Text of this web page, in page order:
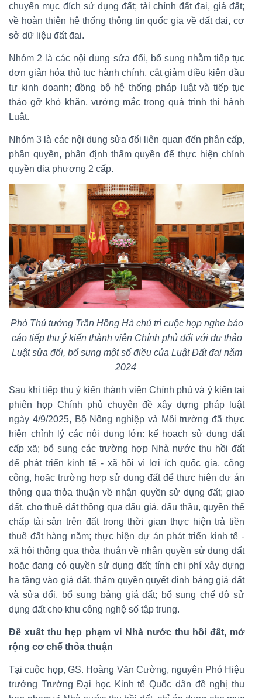
chuyển mục đích sử dụng đất; tài chính đất đai, giá đất;
về hoàn thiện hệ thống thông tin quốc gia về đất đai, cơ
sở dữ liệu đất đai.
Nhóm 2 là các nội dung sửa đổi, bổ sung nhằm tiếp tục
đơn giản hóa thủ tục hành chính, cắt giảm điều kiện đầu
tư kinh doanh; đồng bộ hệ thống pháp luật và tiếp tục
tháo gỡ khó khăn, vướng mắc trong quá trình thi hành
Luật.
Nhóm 3 là các nội dung sửa đổi liên quan đến phân cấp,
phân quyền, phân định thẩm quyền để thực hiện chính
quyền địa phương 2 cấp.
Phó Thủ tướng Trần Hồng Hà chủ trì cuộc họp nghe báo
cáo tiếp thu ý kiến thành viên Chính phủ đối với dự thảo
Luật sửa đổi, bổ sung một số điều của Luật Đất đai năm
2024
Sau khi tiếp thu ý kiến thành viên Chính phủ và ý kiến tại
phiên họp Chính phủ chuyên đề xây dựng pháp luật
ngày 4/9/2025, Bộ Nông nghiệp và Môi trường đã thực
hiện chỉnh lý các nội dung lớn: kế hoạch sử dụng đất
cấp xã; bổ sung các trường hợp Nhà nước thu hồi đất
để phát triển kinh tế - xã hội vì lợi ích quốc gia, công
cộng, hoặc trường hợp sử dụng đất để thực hiện dự án
thông qua thỏa thuận về nhận quyền sử dụng đất; giao
đất, cho thuê đất thông qua đấu giá, đấu thầu, quyền thế
chấp tài sản trên đất trong thời gian thực hiện trả tiền
thuê đất hàng năm; thực hiện dự án phát triển kinh tế -
xã hội thông qua thỏa thuận về nhận quyền sử dụng đất
hoặc đang có quyền sử dụng đất; tính chi phí xây dựng
hạ tầng vào giá đất, thẩm quyền quyết định bảng giá đất
và sửa đổi, bổ sung bảng giá đất; bổ sung chế độ sử
dụng đất cho khu công nghệ số tập trung.
Đề xuất thu hẹp phạm vi Nhà nước thu hồi đất, mở
rộng cơ chế thỏa thuận
Tại cuộc họp, GS. Hoàng Văn Cường, nguyên Phó Hiệu
trưởng Trường Đại học Kinh tế Quốc dân đề nghị thu